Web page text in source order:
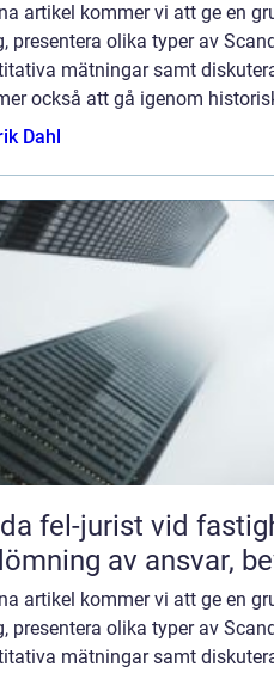
artikel kommer vi att ge en
presentera olika typer av
mätningar samt
också att gå igenom
Dahl
fel-jurist vid
av ansvar,
artikel kommer vi att ge en
presentera olika typer av
mätningar samt